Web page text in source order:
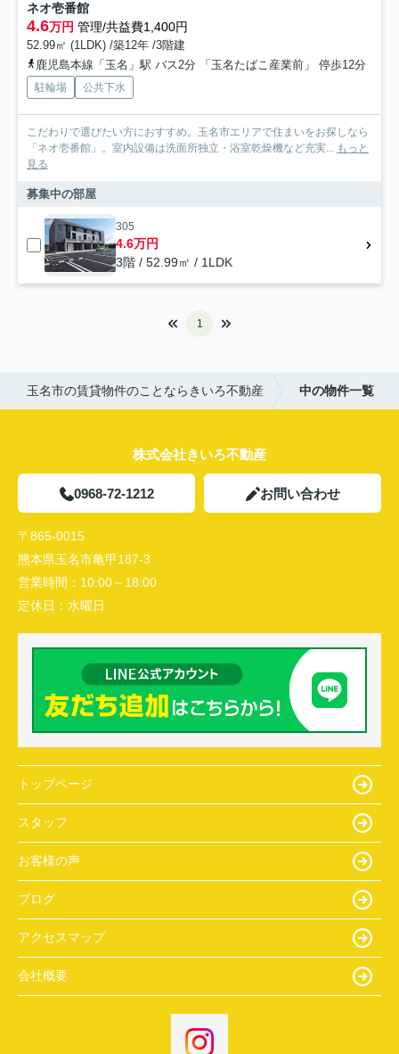
ネオ壱番館
4.6万円 管理/共益費1,400円
52.99㎡ (1LDK) /築12年 /3階建
鹿児島本線「玉名」駅 バス2分 「玉名たばこ産業前」 停歩12分
駐輪場 公共下水
こだわりで選びたい方におすすめ。玉名市エリアで住まいをお探しなら
「ネオ壱番館」。室内設備は洗面所独立・浴室乾燥機など充実... もっと
見る
募集中の部屋
305
4.6万円
3階 / 52.99㎡ / 1LDK
1
玉名市の賃貸物件のことならきいろ不動産 中の物件一覧
株式会社きいろ不動産
0968-72-1212 お問い合わせ
〒865-0015
熊本県玉名市亀甲187-3
営業時間： 10:00～18:00
定休日： 水曜日
トップページ
スタッフ
お客様の声
ブログ
アクセスマップ
会社概要